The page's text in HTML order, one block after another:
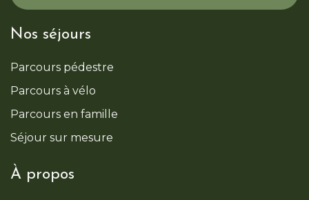
Nos séjours
Parcours pédestre
Parcours à vélo
Parcours en famille
Séjour sur mesure
À propos